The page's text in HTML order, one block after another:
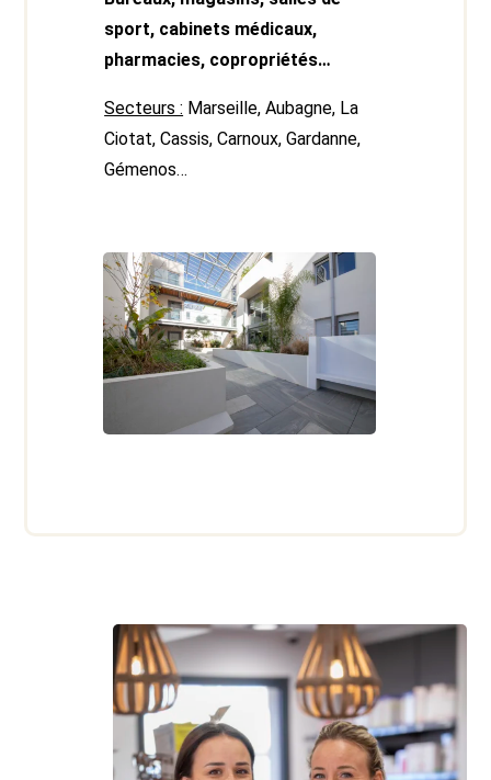
sport, cabinets médicaux,
pharmacies, copropriétés…
Secteurs : Marseille, Aubagne, La
Ciotat, Cassis, Carnoux, Gardanne,
Gémenos…